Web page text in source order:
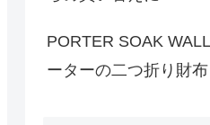
PORTER SOAK
ーターの二つ折り財布